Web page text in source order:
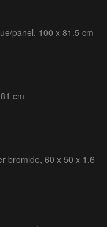
panel, 100 x 81.5 cm
cm
bromide, 60 x 50 x 1.6